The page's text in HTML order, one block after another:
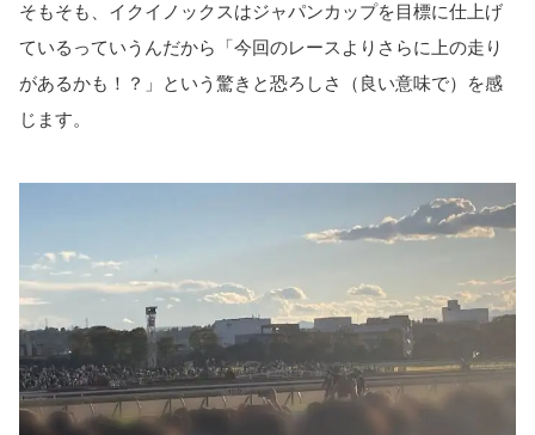
そもそも、イクイノックスはジャパンカップを目標に仕上げ
ているっていうんだから「今回のレースよりさらに上の走り
があるかも！？」という驚きと恐ろしさ（良い意味で）を感
じます。